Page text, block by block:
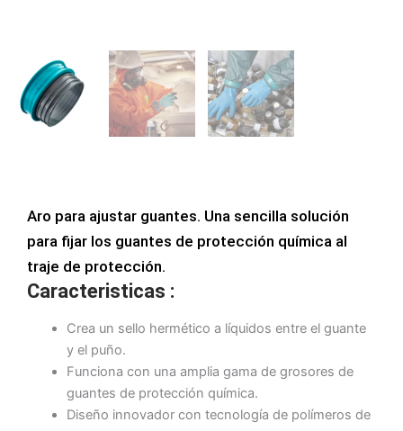
Aro para ajustar guantes. Una sencilla solución
para fijar los guantes de protección química al
traje de protección.
Caracteristicas :
Crea un sello hermético a líquidos entre el guante
y el puño.
Funciona con una amplia gama de grosores de
guantes de protección química.
Diseño innovador con tecnología de polímeros de